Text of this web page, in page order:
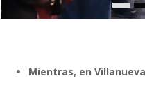
Mientras, en